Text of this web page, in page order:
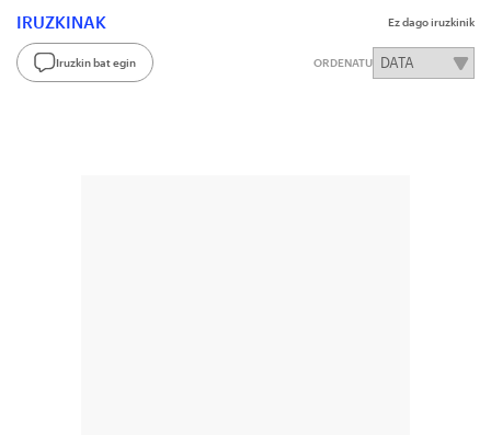
IRUZKINAK Ez dago iruzkinik
Iruzkin bat egin ORDENATU